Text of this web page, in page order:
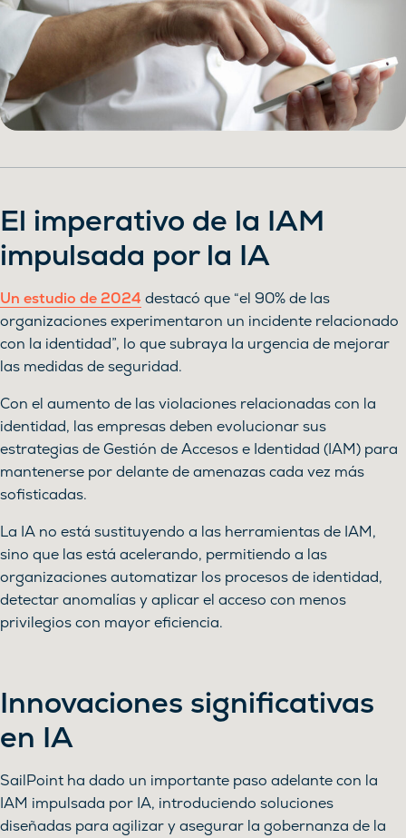
El imperativo de la IAM
impulsada por la IA
Un estudio de 2024 destacó que “el 90% de las
organizaciones experimentaron un incidente relacionado
con la identidad”, lo que subraya la urgencia de mejorar
las medidas de seguridad.
Con el aumento de las violaciones relacionadas con la
identidad, las empresas deben evolucionar sus
estrategias de Gestión de Accesos e Identidad (IAM) para
mantenerse por delante de amenazas cada vez más
sofisticadas.
La IA no está sustituyendo a las herramientas de IAM,
sino que las está acelerando, permitiendo a las
organizaciones automatizar los procesos de identidad,
detectar anomalías y aplicar el acceso con menos
privilegios con mayor eficiencia.
Innovaciones significativas
en IA
SailPoint ha dado un importante paso adelante con la
IAM impulsada por IA, introduciendo soluciones
diseñadas para agilizar y asegurar la gobernanza de la